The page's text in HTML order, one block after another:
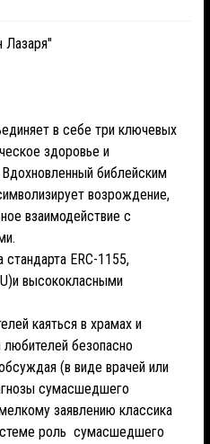
Лазаря"
в себе три ключевых
здоровье и
библейским
возрождение,
взаимодействие с
ERC-1155,
высококласными
каяться в храмах и
любителей безопасно
(в виде врачей или
сумасшедшего
заявлению классика
роль сумасшедшего